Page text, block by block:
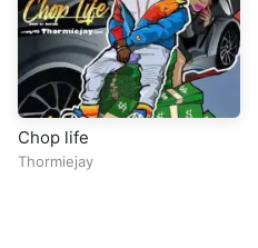
Chop life
Thormiejay